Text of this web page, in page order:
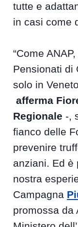
tutte e
in casi come
“Come
Pensionati di
solo in
afferma
Regionale -,
fianco delle
prevenire
anziani. Ed è
nostra
Campagna
promossa da